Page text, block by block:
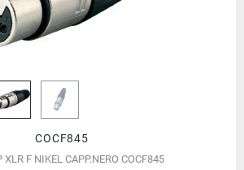
COCF845
XLR F NIKEL CAPP.NERO COCF845